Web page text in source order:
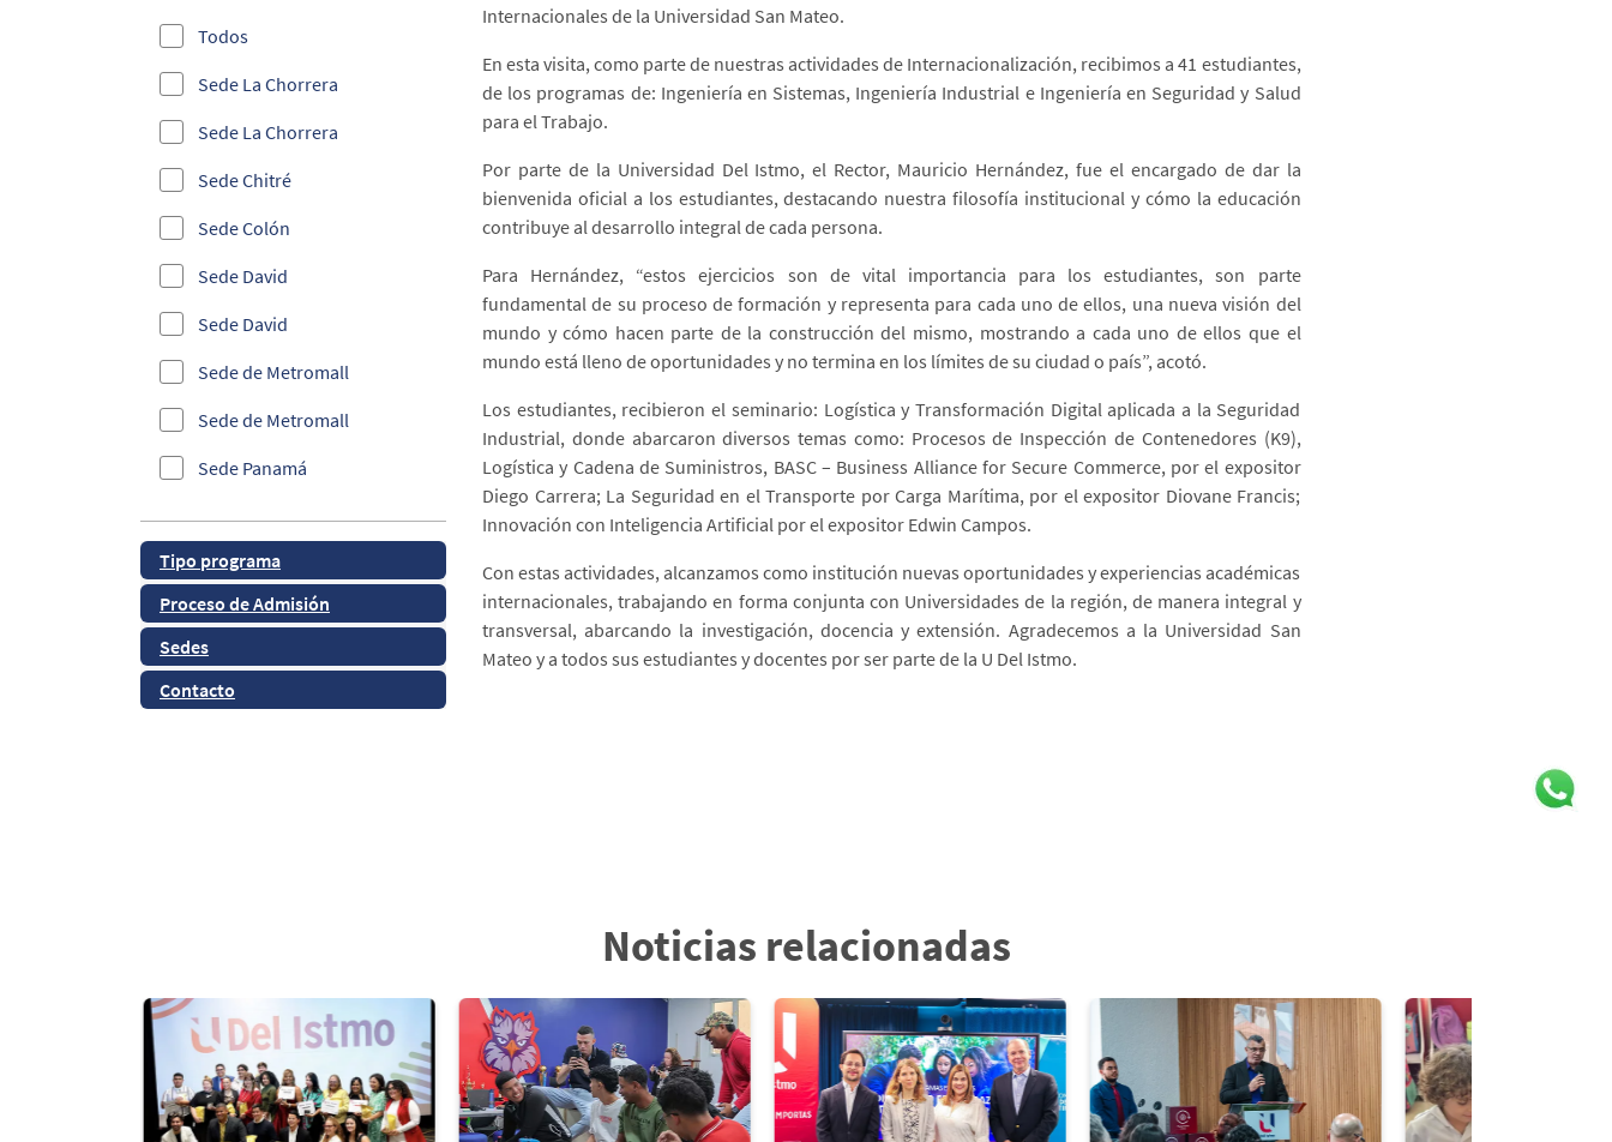
Empleabilidad
Entrega de Becas
Emprendimiento e
Innovación
Foros Internacionales y
Ranking FSO
Ranking Webometrics
Salud y Bienestar
Todos
Sede La Chorrera
Sede La Chorrera
Sede Chitré
Sede Colón
Sede David
Sede David
Sede de Metromall
Sede de Metromall
Sede Panamá
Sede Panamá
Sede Santiago
Sede Santiago
Tipo programa
Proceso de Admisión
Sedes
Contacto
Internacionales de la Universidad San Mateo.
En esta visita, como parte de nuestras actividades de Internacionalización, recibimos a 41 estudiantes,
de los programas de: Ingeniería en Sistemas, Ingeniería Industrial e Ingeniería en Seguridad y Salud
para el Trabajo.
Por parte de la Universidad Del Istmo, el Rector, Mauricio Hernández, fue el encargado de dar la
bienvenida oficial a los estudiantes, destacando nuestra filosofía institucional y cómo la educación
contribuye al desarrollo integral de cada persona.
Para Hernández, “estos ejercicios son de vital importancia para los estudiantes, son parte
fundamental de su proceso de formación y representa para cada uno de ellos, una nueva visión del
mundo y cómo hacen parte de la construcción del mismo, mostrando a cada uno de ellos que el
mundo está lleno de oportunidades y no termina en los límites de su ciudad o país”, acotó.
Los estudiantes, recibieron el seminario: Logística y Transformación Digital aplicada a la Seguridad
Industrial, donde abarcaron diversos temas como: Procesos de Inspección de Contenedores (K9),
Logística y Cadena de Suministros, BASC – Business Alliance for Secure Commerce, por el expositor
Diego Carrera; La Seguridad en el Transporte por Carga Marítima, por el expositor Diovane Francis;
Innovación con Inteligencia Artificial por el expositor Edwin Campos.
Con estas actividades, alcanzamos como institución nuevas oportunidades y experiencias académicas
internacionales, trabajando en forma conjunta con Universidades de la región, de manera integral y
transversal, abarcando la investigación, docencia y extensión. Agradecemos a la Universidad San
Mateo y a todos sus estudiantes y docentes por ser parte de la U Del Istmo.
Noticias relacionadas